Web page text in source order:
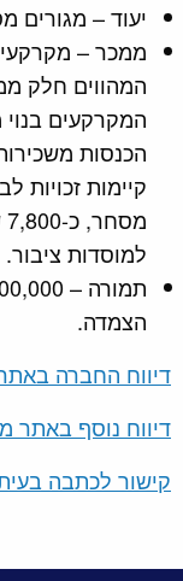
יעוד – מגורים
המהווים חלק
המקרקעים
הכנסות
למוסדות ציבור.
הצמדה.
דיווח החברה
דיווח נוסף באתר
קישור לכתבה